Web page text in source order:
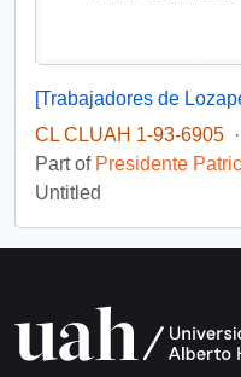
CL CLUAH 1-93-6905 ·
Part of Presidente
Untitled